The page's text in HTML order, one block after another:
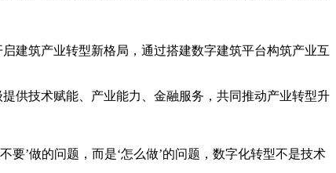
筑产业转型新格局，通过搭建数字建筑平台构筑产业互
供技术赋能、产业能力、金融服务，共同推动产业转型升
’做的问题，而是‘怎么做’的问题，数字化转型不是技术